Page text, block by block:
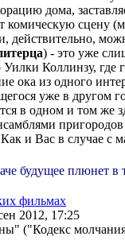
дома,
комическую сцену
действительно,
) - это уже
Коллинзу, где
ока из одного
уже в другом
в одном и том же
Как и Вас в случае
будущее плюнет в
фильмах
2012, 17:25
("Кодекс